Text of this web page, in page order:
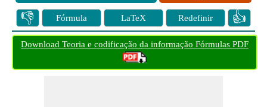
👎 Fórmula LaTeX Redefinir 👍
Download Teoria e codificação da informação Fórmulas PDF